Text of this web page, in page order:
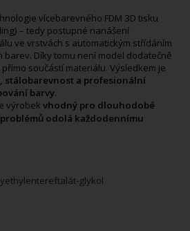
vícebarevného FDM 3D tisku
– tedy postupné nanášení
ve vrstvách s automatickým střídáním
Díky tomu není model dodatečně
součástí materiálu. Výsledkem je
stálobarevnost a profesionální
barvy.
výrobek vhodný pro dlouhodobé
odolá každodennímu
glykol